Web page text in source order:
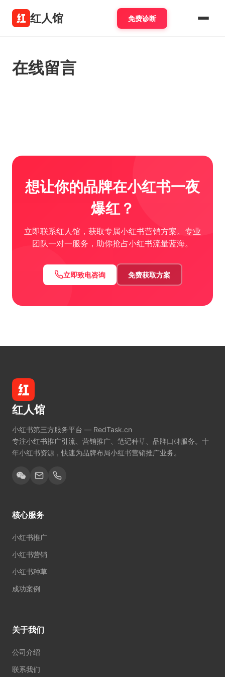
红人馆 免费诊断
在线留言
想让你的品牌在小红书一夜
爆红？
立即联系红人馆，获取专属小红书营销方案。专业
团队一对一服务，助你抢占小红书流量蓝海。
立即致电咨询 免费获取方案
红人馆
小红书第三方服务平台 — RedTask.cn
专注小红书推广引流、营销推广、笔记种草、品牌口碑服务。十
年小红书资源，快速为品牌布局小红书营销推广业务。
核心服务
小红书推广
小红书营销
小红书种草
成功案例
关于我们
公司介绍
联系我们